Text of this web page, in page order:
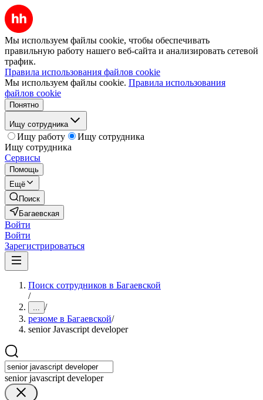
Мы используем файлы cookie, чтобы обеспечивать
правильную работу нашего веб-сайта и анализировать сетевой
трафик.
Правила использования файлов cookie
Мы используем файлы cookie. Правила использования
файлов cookie
Понятно
Ищу сотрудника
Ищу работу
Ищу сотрудника
Ищу сотрудника
Сервисы
Помощь
Ещё
Поиск
Багаевская
Войти
Войти
Зарегистрироваться
Поиск сотрудников в Багаевской
/
... /
резюме в Багаевской/
senior Javascript developer
senior javascript developer